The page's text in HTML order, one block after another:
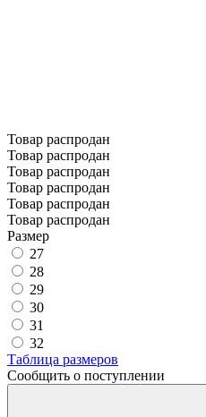
Товар распродан
Товар распродан
Товар распродан
Товар распродан
Товар распродан
Товар распродан
Размер
27
28
29
30
31
32
Таблица размеров
Сообщить о поступлении